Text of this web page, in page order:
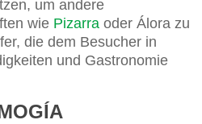
um andere
wie Pizarra oder Álora zu
die dem Besucher in
und Gastronomie